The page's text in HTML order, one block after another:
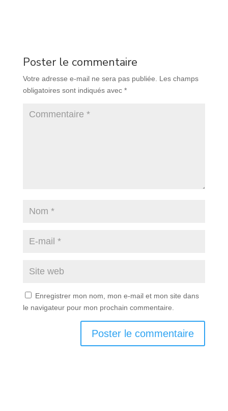
Poster le commentaire
Votre adresse e-mail ne sera pas publiée. Les champs
obligatoires sont indiqués avec *
Enregistrer mon nom, mon e-mail et mon site dans
le navigateur pour mon prochain commentaire.